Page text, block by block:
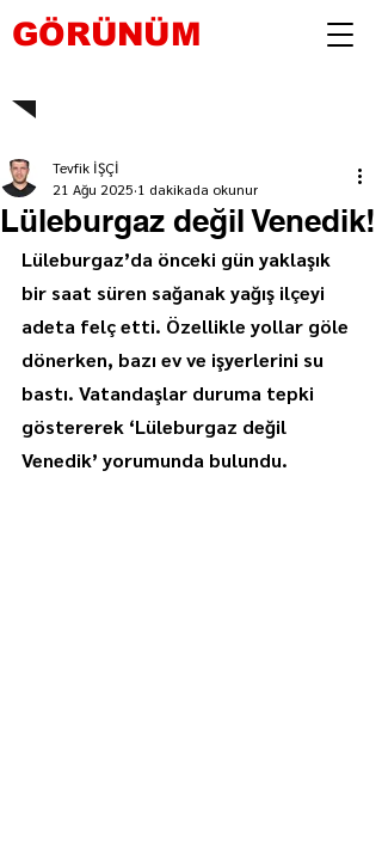
GÖRÜNÜM
Lüleburgaz değil Venedik!
Tevfik İŞÇİ
21 Ağu 2025 1 dakikada okunur
Lüleburgaz’da önceki gün yaklaşık
bir saat süren sağanak yağış ilçeyi
adeta felç etti. Özellikle yollar göle
dönerken, bazı ev ve işyerlerini su
bastı. Vatandaşlar duruma tepki
göstererek ‘Lüleburgaz değil
Venedik’ yorumunda bulundu.